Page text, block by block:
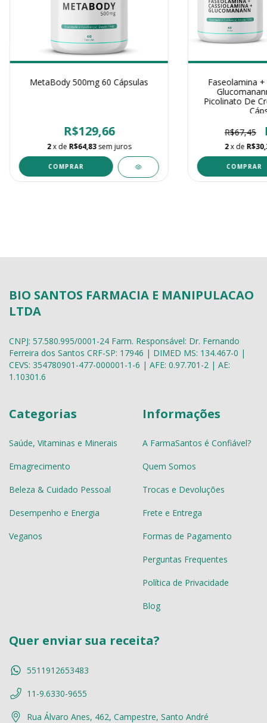
MetaBody 500mg 60 Cápsulas
R$129,66
2x de R$64,83 sem juros
Faseolamina
Picolinato De
R$67,45
2x de
BIO SANTOS FARMACIA E MANIPULACAO
LTDA
CNPJ: 57.580.995/0001-24 Farm. Responsável: Dr. Fernando
Ferreira dos Santos CRF-SP: 17946 | DIMED MS: 134.467-0 |
CEVS: 354780901-477-000001-1-6 | AFE: 0.97.701-2 | AE:
1.10301.6
Categorias
Saúde, Vitaminas e Minerais
Emagrecimento
Beleza & Cuidado Pessoal
Desempenho e Energia
Veganos
Informações
A FarmaSantos é Confiável?
Quem Somos
Trocas e Devoluções
Frete e Entrega
Formas de Pagamento
Perguntas Frequentes
Política de Privacidade
Blog
Quer enviar sua receita?
5511912653483
11-9.6330-9655
Rua Álvaro Anes, 462, Campestre, Santo André